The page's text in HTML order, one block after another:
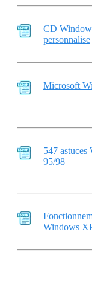
CD
personnalise
Microsoft
547 astuces
95/98
Windows